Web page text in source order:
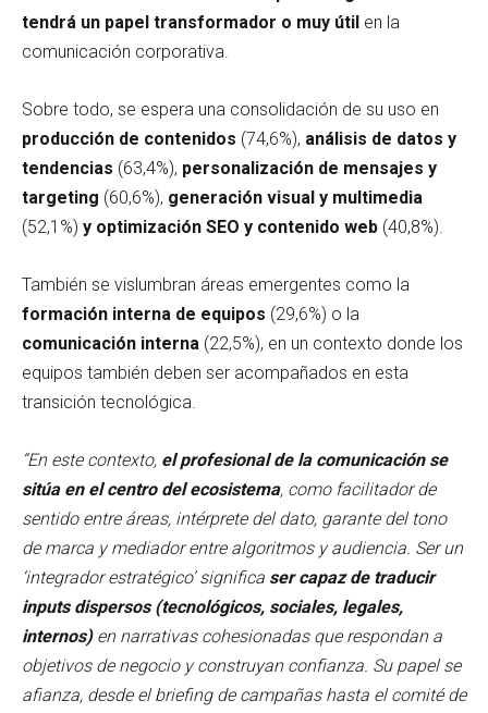
tendrá un papel transformador o muy útil en la
comunicación corporativa.
Sobre todo, se espera una consolidación de su uso en
producción de contenidos (74,6%), análisis de datos y
tendencias (63,4%), personalización de mensajes y
targeting (60,6%), generación visual y multimedia
(52,1%) y optimización SEO y contenido web (40,8%).
También se vislumbran áreas emergentes como la
formación interna de equipos (29,6%) o la
comunicación interna (22,5%), en un contexto donde los
equipos también deben ser acompañados en esta
transición tecnológica.
“En este contexto, el profesional de la comunicación se
sitúa en el centro del ecosistema, como facilitador de
sentido entre áreas, intérprete del dato, garante del tono
de marca y mediador entre algoritmos y audiencia. Ser un
‘integrador estratégico’ significa ser capaz de traducir
inputs dispersos (tecnológicos, sociales, legales,
internos)en narrativas cohesionadas que respondan a
objetivos de negocio y construyan confianza. Su papel se
afianza, desde el briefing de campañas hasta el comité de